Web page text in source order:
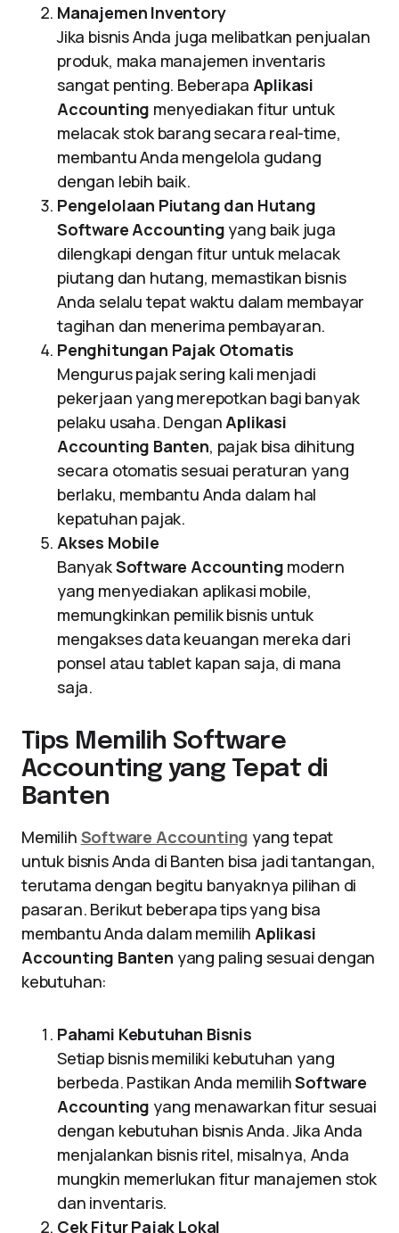
Manajemen Inventory
Jika bisnis Anda juga melibatkan penjualan
produk, maka manajemen inventaris
sangat penting. Beberapa Aplikasi
Accounting menyediakan fitur untuk
melacak stok barang secara real-time,
membantu Anda mengelola gudang
dengan lebih baik.
Pengelolaan Piutang dan Hutang
Software Accounting yang baik juga
dilengkapi dengan fitur untuk melacak
piutang dan hutang, memastikan bisnis
Anda selalu tepat waktu dalam membayar
tagihan dan menerima pembayaran.
Penghitungan Pajak Otomatis
Mengurus pajak sering kali menjadi
pekerjaan yang merepotkan bagi banyak
pelaku usaha. DenganAplikasi
Accounting Banten, pajak bisa dihitung
secara otomatis sesuai peraturan yang
berlaku, membantu Anda dalam hal
kepatuhan pajak.
Akses Mobile
BanyakSoftware Accounting modern
yang menyediakan aplikasi mobile,
memungkinkan pemilik bisnis untuk
mengakses data keuangan mereka dari
ponsel atau tablet kapan saja, di mana
saja.
Tips Memilih Software
Accounting yang Tepat di
Banten
Memilih Software Accounting yang tepat
untuk bisnis Anda di Banten bisa jadi tantangan,
terutama dengan begitu banyaknya pilihan di
pasaran. Berikut beberapa tips yang bisa
membantu Anda dalam memilih Aplikasi
Accounting Banten yang paling sesuai dengan
kebutuhan:
Pahami Kebutuhan Bisnis
Setiap bisnis memiliki kebutuhan yang
berbeda. Pastikan Anda memilihSoftware
Accounting yang menawarkan fitur sesuai
dengan kebutuhan bisnis Anda. Jika Anda
menjalankan bisnis ritel, misalnya, Anda
mungkin memerlukan fitur manajemen stok
dan inventaris.
Cek Fitur Pajak Lokal